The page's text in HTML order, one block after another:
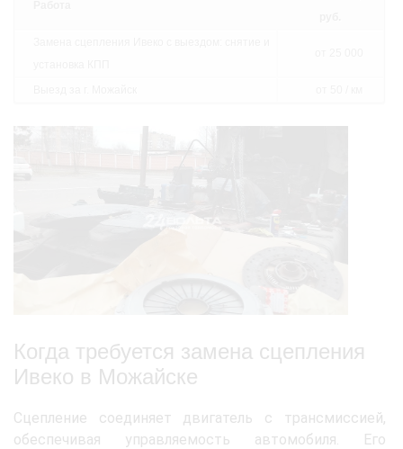
Когда требуется замена сцепления
Ивеко в Можайске
Сцепление соединяет двигатель с трансмиссией,
обеспечивая управляемость автомобиля. Его